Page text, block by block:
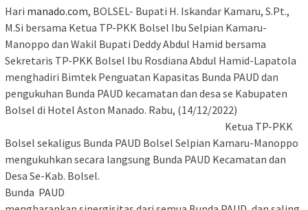
Hari manado.com, BOLSEL- Bupati H. Iskandar Kamaru, S.Pt.,
M.Si bersama Ketua TP-PKK Bolsel Ibu Selpian Kamaru-
Manoppo dan Wakil Bupati Deddy Abdul Hamid bersama
Sekretaris TP-PKK Bolsel Ibu Rosdiana Abdul Hamid-Lapatola
menghadiri Bimtek Penguatan Kapasitas Bunda PAUD dan
pengukuhan Bunda PAUD kecamatan dan desa se Kabupaten
Bolsel di Hotel Aston Manado. Rabu, (14/12/2022)
Ketua TP-PKK
Bolsel sekaligus Bunda PAUD Bolsel Selpian Kamaru-Manoppo
mengukuhkan secara langsung Bunda PAUD Kecamatan dan
Desa Se-Kab. Bolsel.
Bunda PAUD